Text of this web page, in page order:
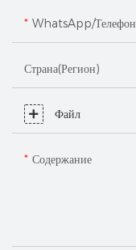
WhatsApp/Телефон
Страна(регион)
Файл
Содержание